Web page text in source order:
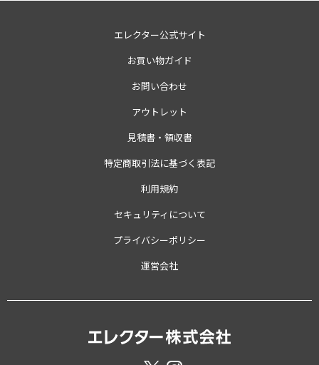
エレクター公式サイト
お買い物ガイド
お問い合わせ
アウトレット
見積書・領収書
特定商取引法に基づく表記
利用規約
セキュリティについて
プライバシーポリシー
運営会社